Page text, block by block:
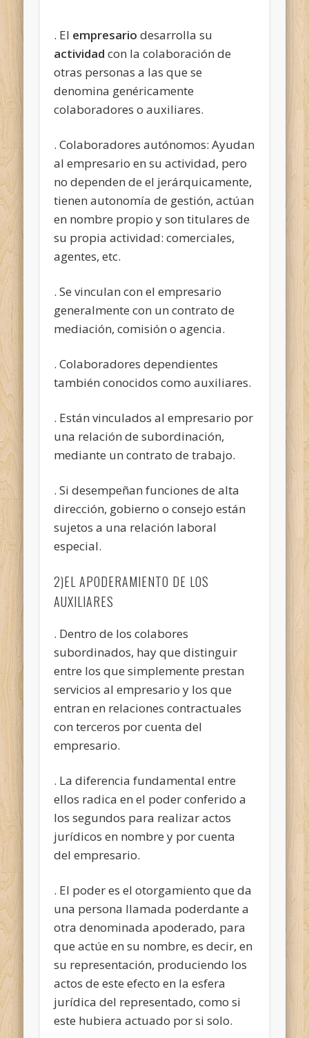
. El empresario desarrolla su
actividad con la colaboración de
otras personas a las que se
denomina genéricamente
colaboradores o auxiliares.
. Colaboradores autónomos: Ayudan
al empresario en su actividad, pero
no dependen de el jerárquicamente,
tienen autonomía de gestión, actúan
en nombre propio y son titulares de
su propia actividad: comerciales,
agentes, etc.
. Se vinculancon el empresario
generalmente con un contrato de
mediación, comisión o agencia.
. Colaboradores dependientes
también conocidos como auxiliares.
. Están vinculados al empresario por
una relación de subordinación,
mediante un contrato de trabajo.
. Si desempeñan funciones de alta
dirección, gobierno o consejo están
sujetos a una relación laboral
especial.
2)EL APODERAMIENTO DE LOS
AUXILIARES
. Dentro de los colabores
subordinados, hay que distinguir
entre los que simplemente prestan
servicios al empresario y los que
entran en relaciones contractuales
con terceros por cuenta del
empresario.
. La diferencia fundamental entre
ellos radica en el poder conferido a
los segundos para realizar actos
jurídicos en nombre y por cuenta
del empresario.
. El poder es el otorgamiento que da
una persona llamada poderdante a
otra denominada apoderado, para
que actúe en su nombre, es decir, en
su representación, produciendo los
actos de este efecto en la esfera
jurídica del representado, como si
este hubiera actuado por si solo.